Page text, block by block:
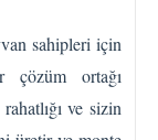
sahipleri için
çözüm ortağı
ve sizin